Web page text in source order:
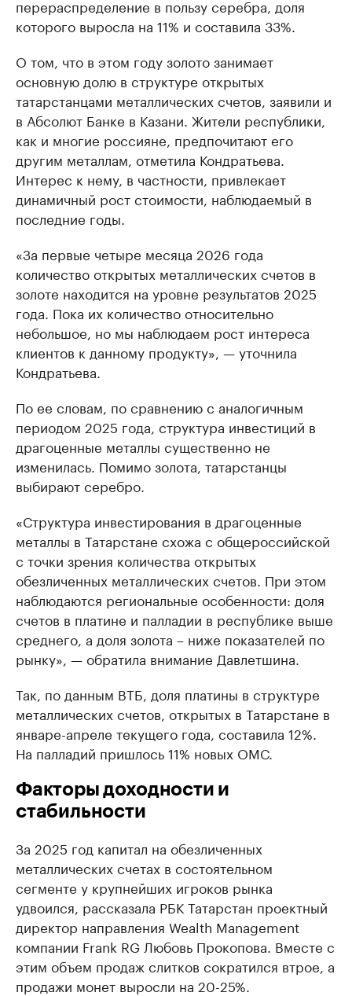
перераспределение в пользу серебра, доля
которого выросла на 11% и составила 33%.
О том, что в этом году золото занимает
основную долю в структуре открытых
татарстанцами металлических счетов, заявили и
в Абсолют Банке в Казани. Жители республики,
как и многие россияне, предпочитают его
другим металлам, отметила Кондратьева.
Интерес к нему, в частности, привлекает
динамичный рост стоимости, наблюдаемый в
последние годы.
«За первые четыре месяца 2026 года
количество открытых металлических счетов в
золоте находится на уровне результатов 2025
года. Пока их количество относительно
небольшое, но мы наблюдаем рост интереса
клиентов к данному продукту», — уточнила
Кондратьева.
По ее словам, по сравнению с аналогичным
периодом 2025 года, структура инвестиций в
драгоценные металлы существенно не
изменилась. Помимо золота, татарстанцы
выбирают серебро.
«Структура инвестирования в драгоценные
металлы в Татарстане схожа с общероссийской
с точки зрения количества открытых
обезличенных металлических счетов. При этом
наблюдаются региональные особенности: доля
счетов в платине и палладии в республике выше
среднего, а доля золота – ниже показателей по
рынку», — обратила внимание Давлетшина.
Так, по данным ВТБ, доля платины в структуре
металлических счетов, открытых в Татарстане в
январе-апреле текущего года, составила 12%.
На палладий пришлось 11% новых ОМС.
Факторы доходности и
стабильности
За 2025 год капитал на обезличенных
металлических счетах в состоятельном
сегменте у крупнейших игроков рынка
удвоился, рассказала РБК Татарстан проектный
директор направления Wealth Management
компании Frank RG Любовь Прокопова. Вместе с
этим объем продаж слитков сократился втрое, а
продажи монет выросли на 20-25%.